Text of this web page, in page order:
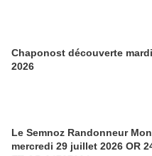
Chaponost découverte mardi 4 aout
2026
Le Semnoz Randonneur Montagne
mercredi 29 juillet 2026 OR 24537871